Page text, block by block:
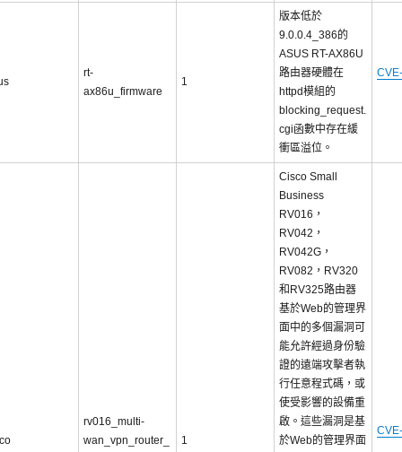
rt-
ax86u_firmware
1
版本低於
9.0.0.4_386的
ASUS RT-AX86U
路由器硬體在
httpd模組的
blocking_request.
cgi函數中存在緩
衝區溢位。
rv016_multi-
wan_vpn_router_
1
Cisco Small
Business
RV016，
RV042，
RV042G，
RV082，RV320
和RV325路由器
基於Web的管理界
面中的多個漏洞可
能允許經過身份驗
證的遠端攻擊者執
行任意程式碼，或
使受影響的設備重
啟。這些漏洞是基
於Web的管理界面